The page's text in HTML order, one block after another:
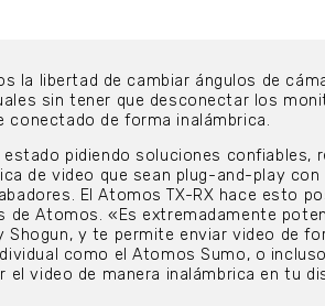
la libertad de cambiar ángulos de
sin tener que desconectar los
conectado de forma inalámbrica.
pidiendo soluciones confiables,
de video que sean plug-and-play
El Atomos TX-RX hace esto
de Atomos. «Es extremadamente
Shogun, y te permite enviar video de
como el Atomos Sumo, o
el video de manera inalámbrica en tu